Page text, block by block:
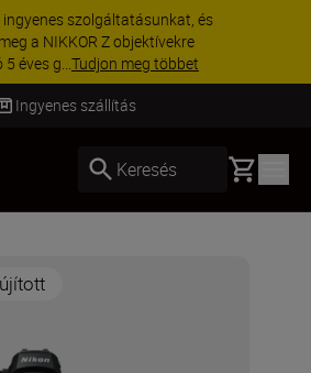
szolgáltatásunkat, és
a NIKKOR Z objektívekre
éves g...Tudjon meg többet
Ingyenes szállítás
Keresés Basket